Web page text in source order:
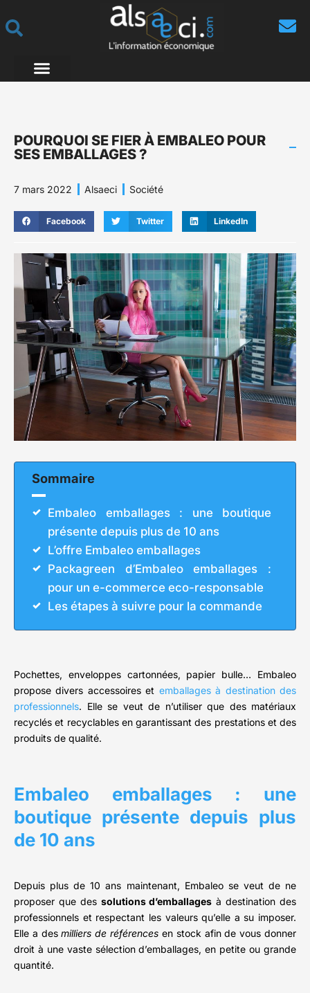
POURQUOI SE FIER À EMBALEO POUR
SES EMBALLAGES ?
7 mars 2022 Alsaeci Société
Facebook Twitter LinkedIn
Sommaire
Embaleo emballages : une boutique
présente depuis plus de 10 ans
L’offre Embaleo emballages
Packagreen d’Embaleo emballages :
pour un e-commerce eco-responsable
Les étapes à suivre pour la commande
Pochettes, enveloppes cartonnées, papier bulle… Embaleo
propose divers accessoires et emballages à destination des
professionnels. Elle se veut de n’utiliser que des matériaux
recyclés et recyclables en garantissant des prestations et des
produits de qualité.
Embaleo emballages : une
boutique présente depuis plus
de 10 ans
Depuis plus de 10 ans maintenant, Embaleo se veut de ne
proposer que des solutions d’emballages à destination des
professionnels et respectant les valeurs qu’elle a su imposer.
Elle a desmilliers de références en stock afin de vous donner
droit à une vaste sélection d’emballages, en petite ou grande
quantité.